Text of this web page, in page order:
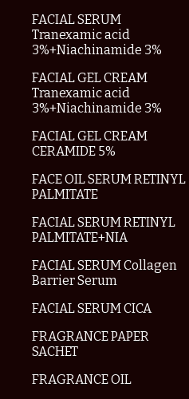
FACIAL SERUM
Tranexamic acid
3%+Niachinamide 3%
FACIAL GEL CREAM
Tranexamic acid
3%+Niachinamide 3%
FACIAL GEL CREAM
CERAMIDE 5%
FACE OIL SERUM RETINYL
PALMITATE
FACIAL SERUM RETINYL
PALMITATE+NIA
FACIAL SERUM Collagen
Barrier Serum
FACIAL SERUM CICA
FRAGRANCE PAPER
SACHET
FRAGRANCE OIL